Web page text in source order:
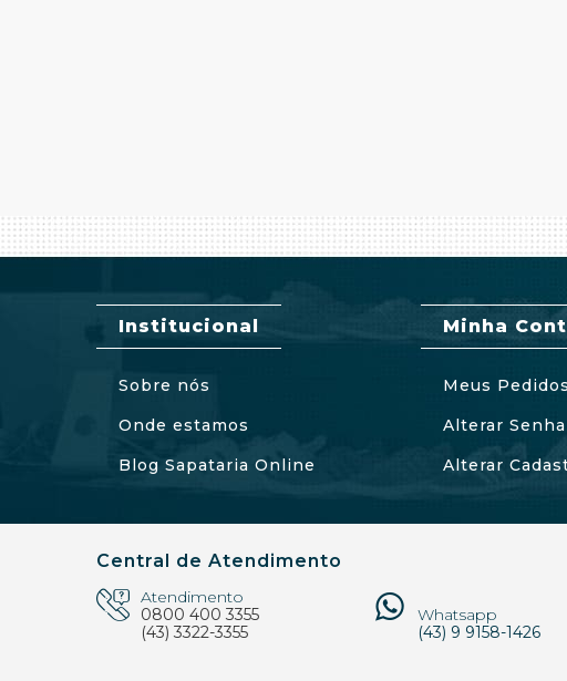
Institucional
Sobre nós
Onde estamos
Blog Sapataria Online
Minha
Meus Pedidos
Alterar Senha
Alterar
Central de Atendimento
Atendimento
0800 400 3355
(43) 3322-3355
Whatsapp
(43) 9 9158-1426